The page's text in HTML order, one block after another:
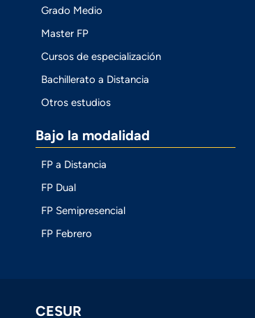
Grado Medio
Master FP
Cursos de especialización
Bachillerato a Distancia
Otros estudios
Bajo la modalidad
FP a Distancia
FP Dual
FP Semipresencial
FP Febrero
CESUR